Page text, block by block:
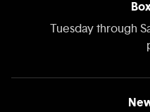
Tuesday through